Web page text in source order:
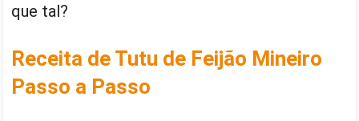
que tal?
Receita de Tutu de Feijão Mineiro
Passo a Passo